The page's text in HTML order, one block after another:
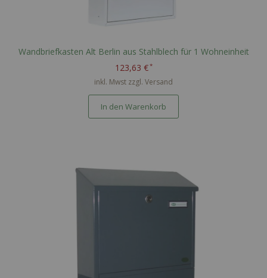
Wandbriefkasten Alt Berlin aus Stahlblech für 1 Wohneinheit
123,63 €
inkl. Mwst zzgl. Versand
In den Warenkorb